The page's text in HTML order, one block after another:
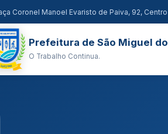
Coronel Manoel Evaristo de Paiva, 92,
Prefeitura de São Miguel
O Trabalho Continua.